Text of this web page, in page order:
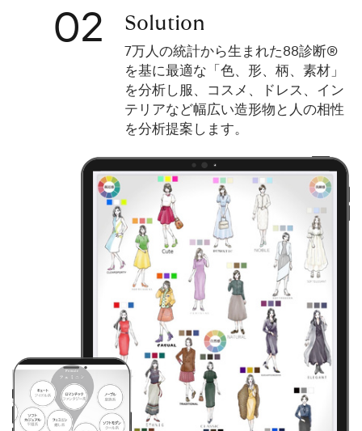
02 Solution
7万人の統計から生まれた88診断®︎
を基に最適な「色、形、柄、素材」
を分析し服、コスメ、ドレス、イン
テリアなど幅広い造形物と人の相性
を分析提案します。